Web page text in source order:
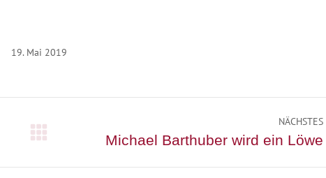
19. Mai 2019
NÄCHSTES
NächsterMichael Barthuber wird ein Löwe